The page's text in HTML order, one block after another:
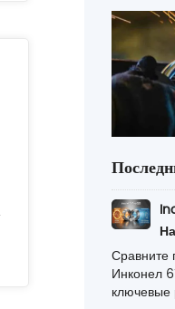
Сравните
Инконел
ключевые